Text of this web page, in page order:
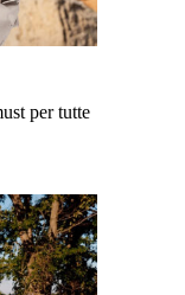
per tutte